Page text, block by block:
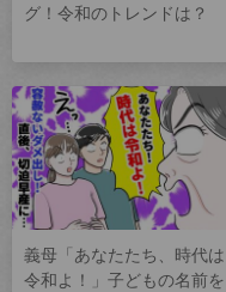
グ！令和のトレンドは？
義母「あなたたち、時代は
令和よ！」子どもの名前を